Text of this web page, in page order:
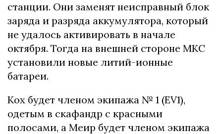
станции. Они заменят неисправный блок
заряда и разряда аккумулятора, который
не удалось активировать в начале
октября. Тогда на внешней стороне МКС
установили новые литий-ионные
батареи.
Кох будет членом экипажа № 1 (EV1),
одетым в скафандр с красными
полосами, а Меир будет членом экипажа